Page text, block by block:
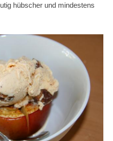
hübscher und mindestens